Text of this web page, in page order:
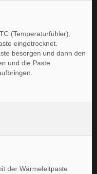
(Temperaturfühler),
eingetrocknet.
besorgen und dann den
und die Paste
der Wärmeleitpaste